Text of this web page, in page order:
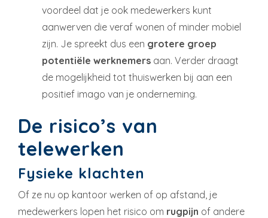
voordeel dat je ook medewerkers kunt
aanwerven die veraf wonen of minder mobiel
zijn. Je spreekt dus een grotere groep
potentiële werknemers aan. Verder draagt
de mogelijkheid tot thuiswerken bij aan een
positief imago van je onderneming.
De risico’s van
telewerken
Fysieke klachten
Of ze nu op kantoor werken of op afstand, je
medewerkers lopen het risico om rugpijn of andere